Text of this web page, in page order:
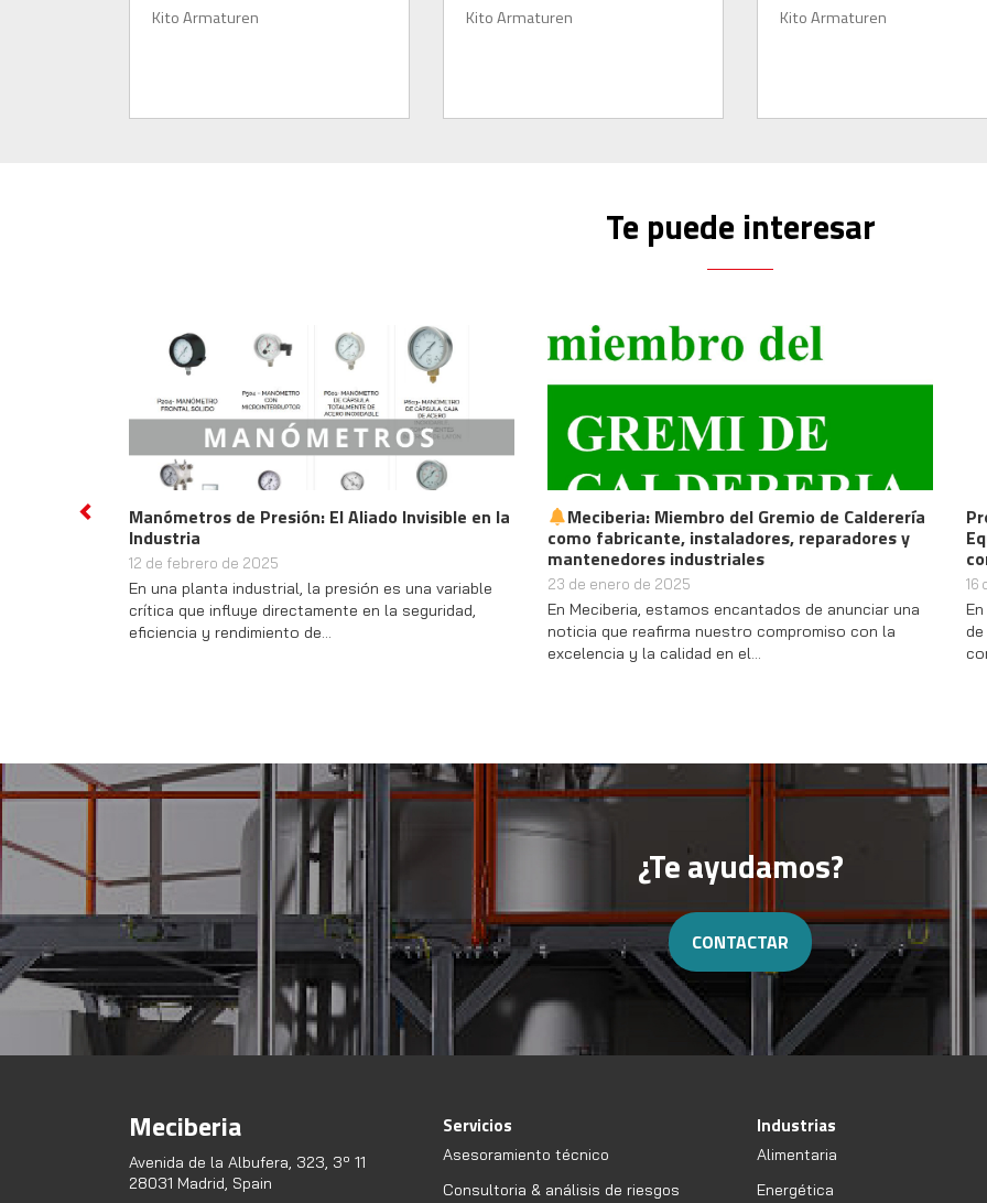
Kito Armaturen Kito Armaturen Kito Armaturen
Te puede interesar
Aliado Invisible en la
es una variable
en la seguridad,
Meciberia: Miembro del Gremio de Calderería
como fabricante, instaladores, reparadores y
mantenedores industriales
23 de enero de 2025
En Meciberia, estamos encantados de anunciar una
noticia que reafirma nuestro compromiso con la
Protección y Prevención de Explosiones en
Equipos de Secado: Soluciones de
con Meciberia
16 de octubre de 2024
En la industria farmacéutica y alimentaria, el
de productos es esencial para su manejo,
conservación y transporte. Sin embargo,…
Previous
¿Te ayudamos?
CONTACTAR
Meciberia
Avenida de la Albufera, 323, 3º 11
28031 Madrid, Spain
Servicios
Asesoramiento técnico
Consultoria & análisis de riesgos
Industrias
Alimentaria
Energética